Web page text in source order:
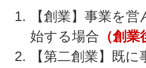
【創業】事業を
始する場合 （創
【第二創業】既